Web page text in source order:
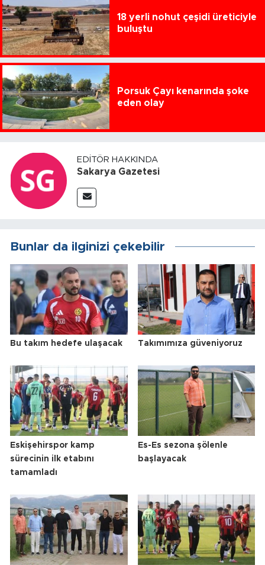
18 yerli nohut çeşidi üreticiyle
buluştu
Porsuk Çayı kenarında şoke
eden olay
EDITÖR HAKKINDA
Sakarya Gazetesi
Bunlar da ilginizi çekebilir
Bu takım hedefe ulaşacak Takımımıza güveniyoruz
Eskişehirspor kamp
sürecinin ilk etabını
tamamladı
Es-Es sezona şölenle
başlayacak